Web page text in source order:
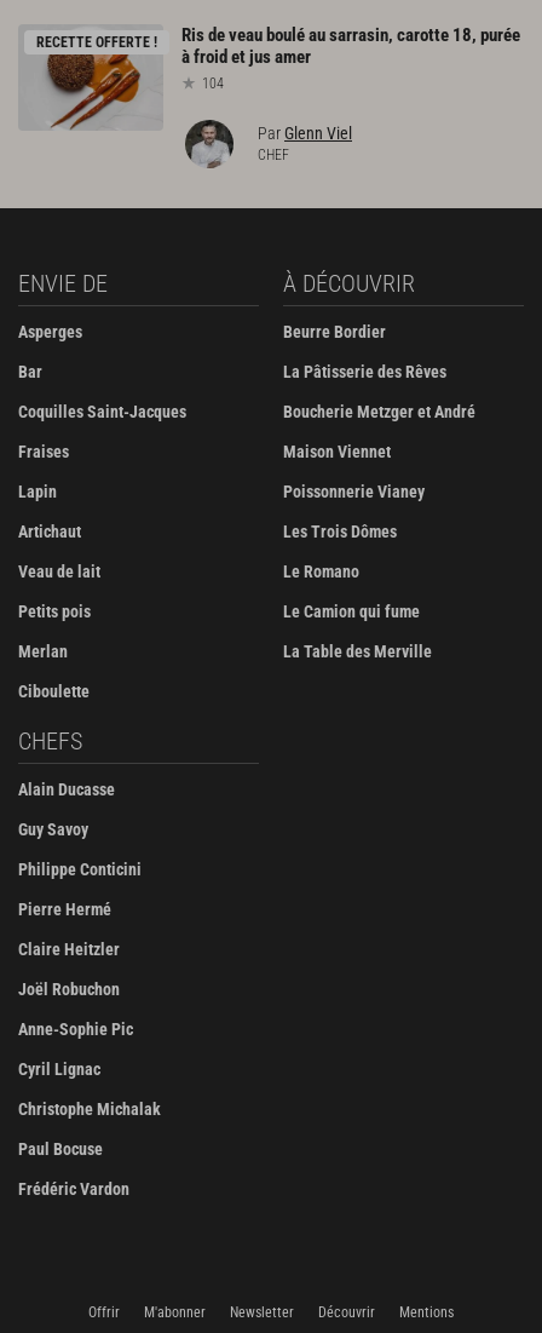
RECETTE OFFERTE ! Risdeveau bouléausarrasin, carotte 18, purée
àfroid etjusamer
104
ParGlenn Viel
CHEF
ENVIE DE
Asperges
Bar
Coquilles Saint-Jacques
Fraises
Lapin
Artichaut
Veau de lait
Petits pois
Merlan
Ciboulette
À DÉCOUVRIR
Beurre Bordier
La Pâtisserie des Rêves
Boucherie Metzger et André
Maison Viennet
Poissonnerie Vianey
Les Trois Dômes
Le Romano
Le Camion qui fume
La Table des Merville
CHEFS
Alain Ducasse
Guy Savoy
Philippe Conticini
Pierre Hermé
Claire Heitzler
Joël Robuchon
Anne-Sophie Pic
Cyril Lignac
Christophe Michalak
Paul Bocuse
Frédéric Vardon
Offrir M'abonner Newsletter Découvrir
Mentions